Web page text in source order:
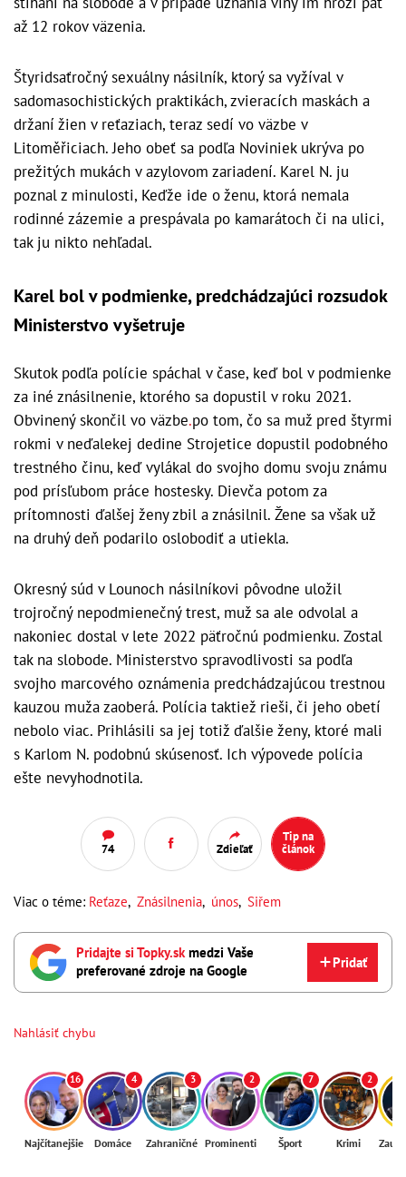
až 12 rokov väzenia.
Štyridsaťročný sexuálny násilník, ktorý sa vyžíval v
sadomasochistických praktikách, zvieracích maskách a
držaní žien v reťaziach, teraz sedí vo väzbe v
Litoměřiciach. Jeho obeť sa podľa Noviniek ukrýva po
prežitých mukách v azylovom zariadení. Karel N. ju
poznal z minulosti, Keďže ide o ženu, ktorá nemala
rodinné zázemie a prespávala po kamarátoch či na ulici,
tak ju nikto nehľadal.
Karel bol v podmienke, predchádzajúci rozsudok
Ministerstvo vyšetruje
Skutok podľa polície spáchal v čase, keď bol v podmienke
za iné znásilnenie, ktorého sa dopustil v roku 2021.
Obvinený skončil vo väzbe.po tom, čo sa muž pred štyrmi
rokmi v neďalekej dedine Strojetice dopustil podobného
trestného činu, keď vylákal do svojho domu svoju známu
pod prísľubom práce hostesky. Dievča potom za
prítomnosti ďalšej ženy zbil a znásilnil. Žene sa však už
na druhý deň podarilo oslobodiť a utiekla.
Okresný súd v Lounoch násilníkovi pôvodne uložil
trojročný nepodmienečný trest, muž sa ale odvolal a
nakoniec dostal v lete 2022 päťročnú podmienku. Zostal
tak na slobode. Ministerstvo spravodlivosti sa podľa
svojho marcového oznámenia predchádzajúcou trestnou
kauzou muža zaoberá. Polícia taktiež rieši, či jeho obetí
nebolo viac. Prihlásili sa jej totiž ďalšie ženy, ktoré mali
s Karlom N. podobnú skúsenosť. Ich výpovede polícia
ešte nevyhodnotila.
74 Zdieľať
Tip na
článok
Viac o téme: Reťaze, Znásilnenia, únos, Siřem
Pridajte si Topky.skmedzi Vaše
preferované zdroje na Google
Pridať
Nahlásiť chybu
16
Najčítanejšie
4
Domáce
3
Zahraničné
2
Prominenti
7
Šport
2
Krimi